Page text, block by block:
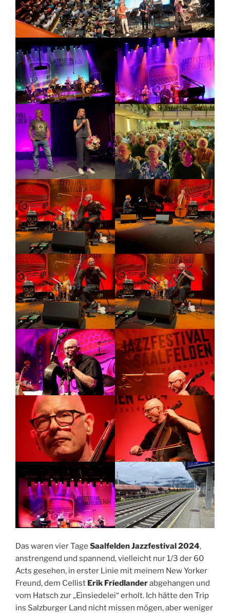
Das waren vier Tage Saalfelden Jazzfestival 2024,
anstrengend und spannend, vielleicht nur 1/3 der 60
Acts gesehen, in erster Linie mit meinem New Yorker
Freund, dem Cellist Erik Fríedlanderabgehangen und
vom Hatsch zur „Einsiedelei“ erholt. Ich hätte den Trip
ins Salzburger Land nicht missen mögen, aber weniger